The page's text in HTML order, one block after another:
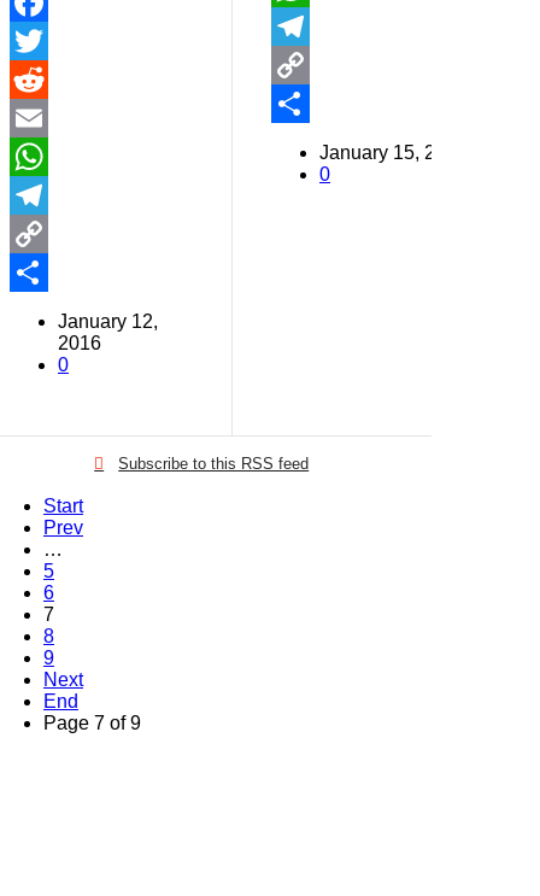
Facebook
Twitter
Reddit
Email
WhatsApp
Telegram
Copy
January 12,
2016
0
WhatsApp
Telegram
Copy
January 15, 2016
0
Subscribe to this RSS feed
Start
Prev
…
5
6
7
8
9
Next
End
Page 7 of 9